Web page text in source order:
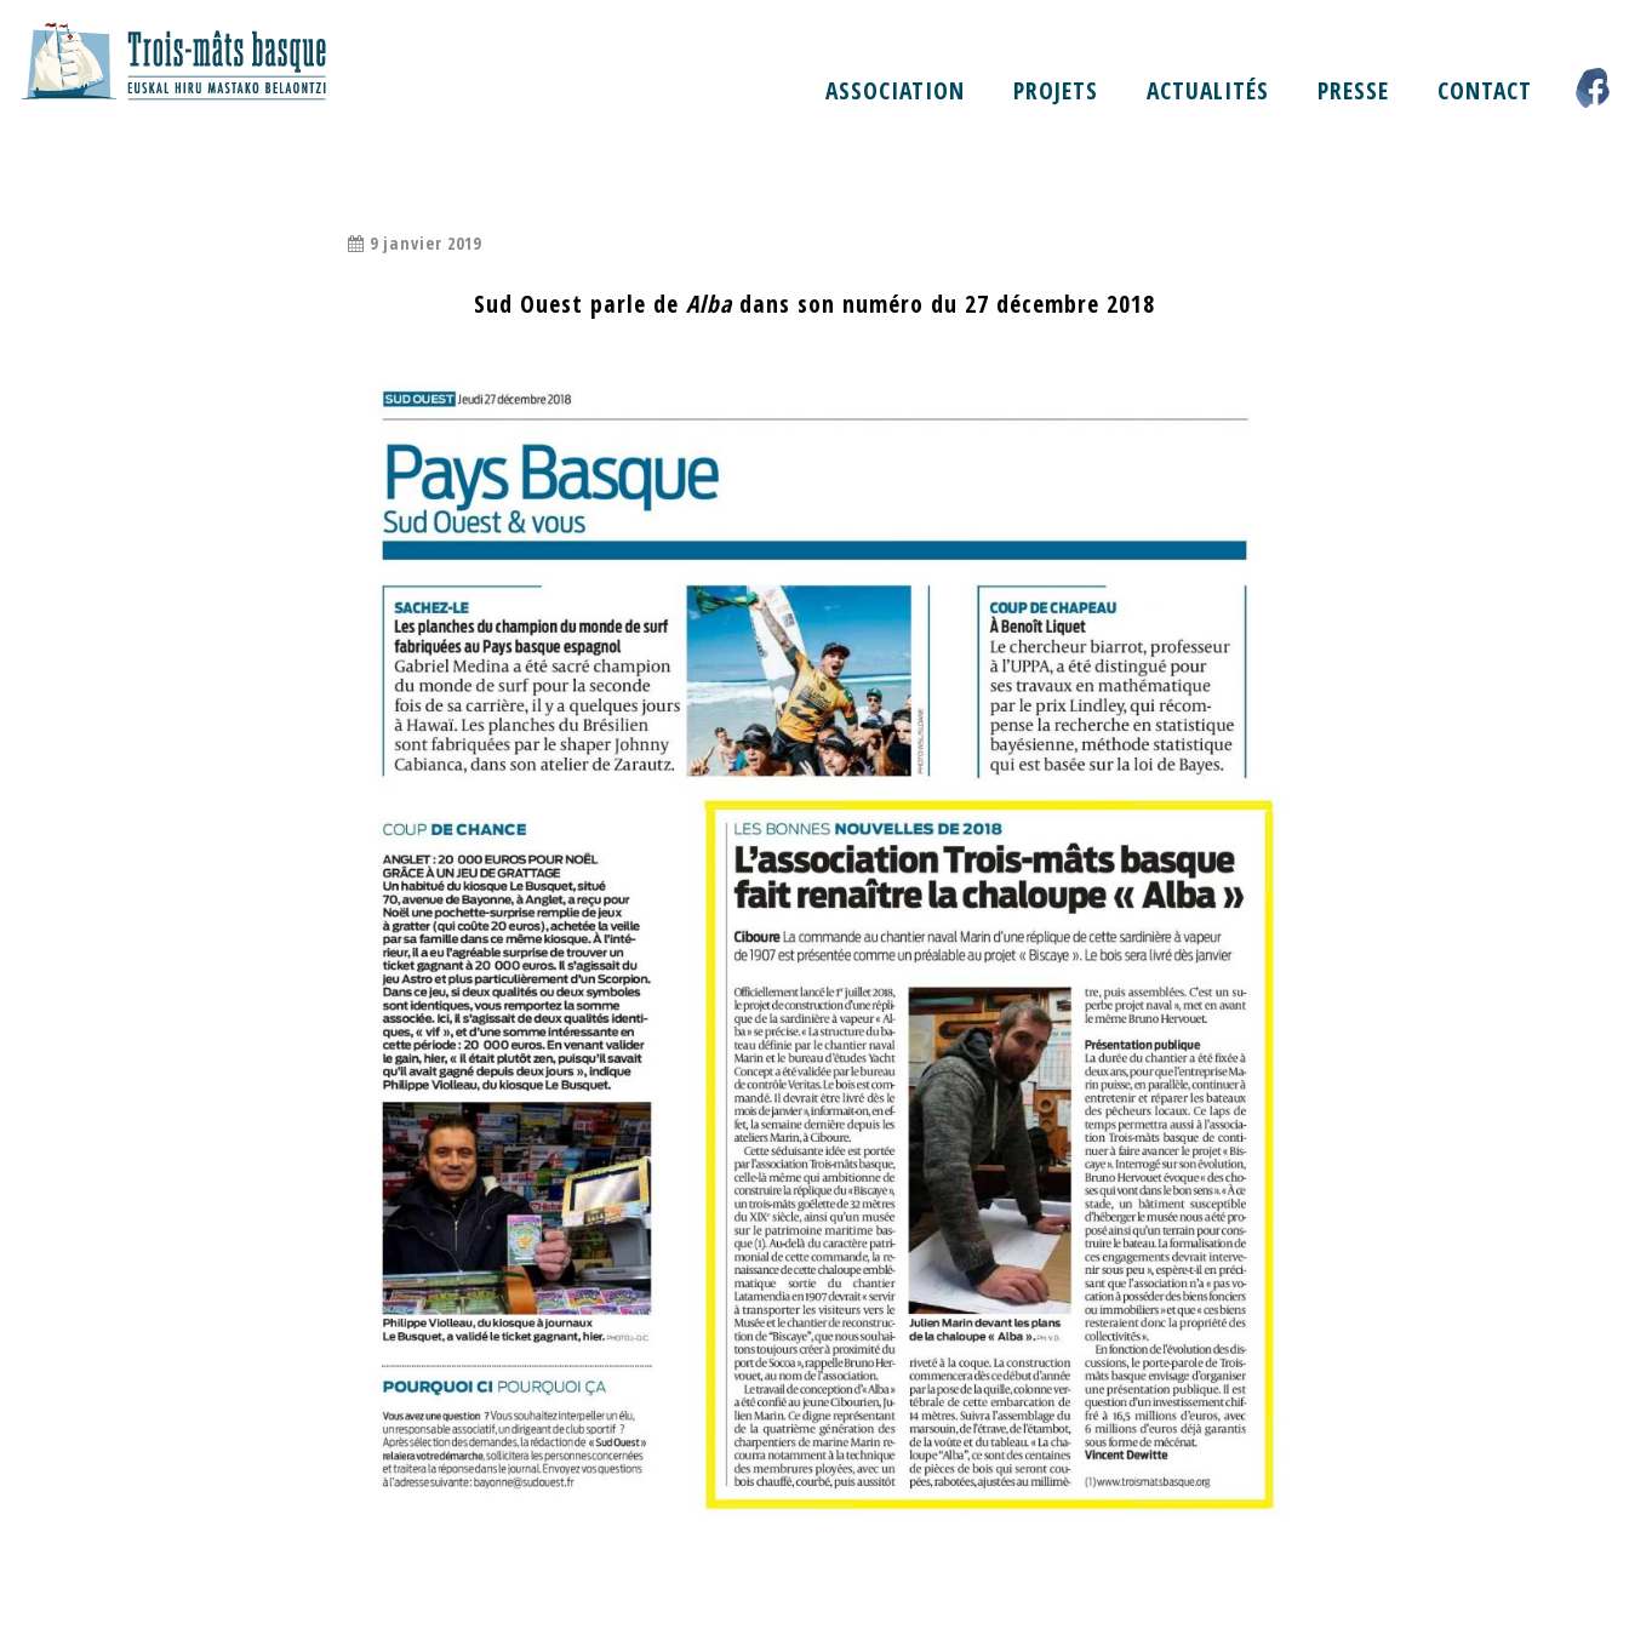
ASSOCIATION PROJETS ACTUALITÉS PRESSE CONTACT
9 janvier 2019
Sud Ouest parle de Albadans son numéro du 27 décembre 2018